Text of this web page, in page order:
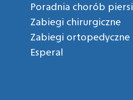
Poradnia chorób piersi
Zabiegi chirurgiczne
Zabiegi ortopedyczne
Esperal